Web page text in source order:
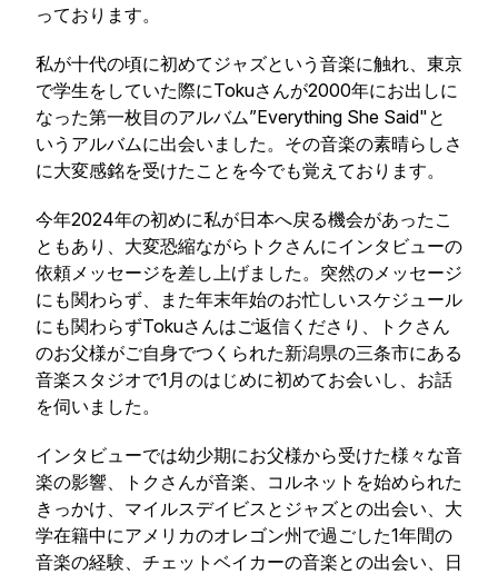
っております。
私が十代の頃に初めてジャズという音楽に触れ、東京
で学生をしていた際にTokuさんが2000年にお出しに
なった第一枚目のアルバム”Everything She Said"と
いうアルバムに出会いました。その音楽の素晴らしさ
に大変感銘を受けたことを今でも覚えております。
今年2024年の初めに私が日本へ戻る機会があったこ
ともあり、大変恐縮ながらトクさんにインタビューの
依頼メッセージを差し上げました。突然のメッセージ
にも関わらず、また年末年始のお忙しいスケジュール
にも関わらずTokuさんはご返信くださり、トクさん
のお父様がご自身でつくられた新潟県の三条市にある
音楽スタジオで1月のはじめに初めてお会いし、お話
を伺いました。
インタビューでは幼少期にお父様から受けた様々な音
楽の影響、トクさんが音楽、コルネットを始められた
きっかけ、マイルスデイビスとジャズとの出会い、大
学在籍中にアメリカのオレゴン州で過ごした1年間の
音楽の経験、チェットベイカーの音楽との出会い、日